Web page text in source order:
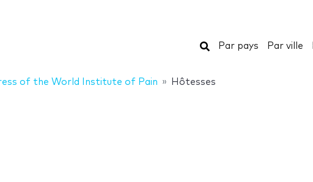
Rechercher
Par pays Par ville
of the World Institute of Pain Hôtesses